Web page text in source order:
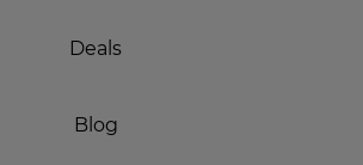
Deals
Blog